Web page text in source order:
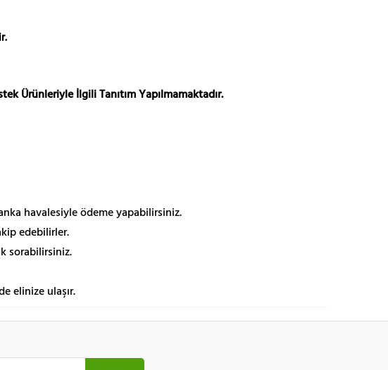
Ürünleriyle İlgili Tanıtım Yapılmamaktadır.
havalesiyle ödeme yapabilirsiniz.
edebilirler.
sorabilirsiniz.
elinize ulaşır.